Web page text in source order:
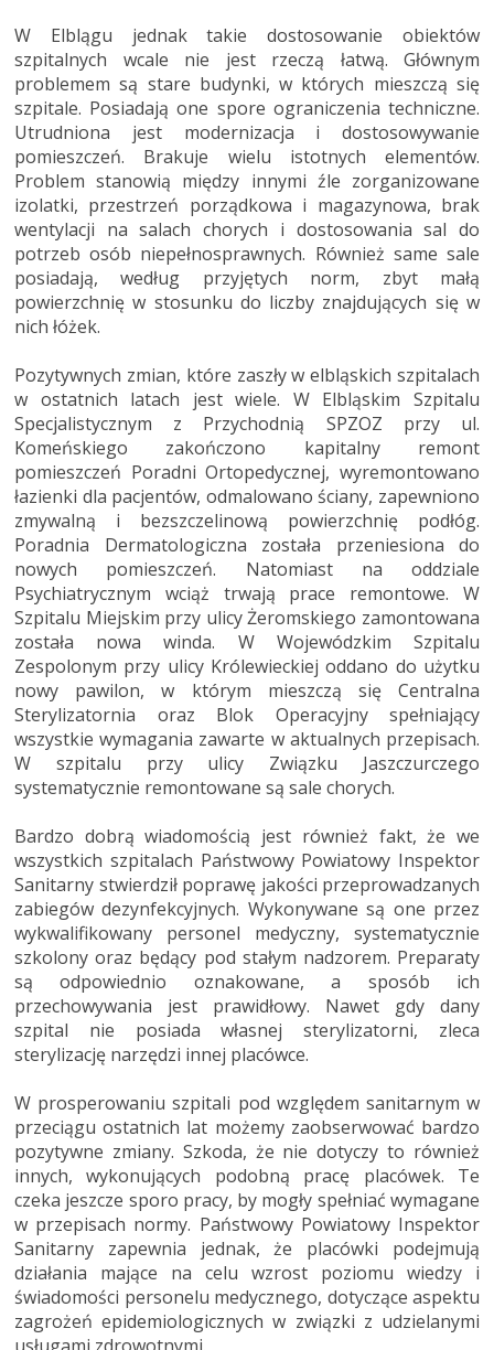
W Elblągu jednak takie dostosowanie obiektów
szpitalnych wcale nie jest rzeczą łatwą. Głównym
problemem są stare budynki, w których mieszczą się
szpitale. Posiadają one spore ograniczenia techniczne.
Utrudniona jest modernizacja i dostosowywanie
pomieszczeń. Brakuje wielu istotnych elementów.
Problem stanowią między innymi źle zorganizowane
izolatki, przestrzeń porządkowa i magazynowa, brak
wentylacji na salach chorych i dostosowania sal do
potrzeb osób niepełnosprawnych. Również same sale
posiadają, według przyjętych norm, zbyt małą
powierzchnię w stosunku do liczby znajdujących się w
nich łóżek.
Pozytywnych zmian, które zaszły w elbląskich szpitalach
w ostatnich latach jest wiele. W Elbląskim Szpitalu
Specjalistycznym z Przychodnią SPZOZ przy ul.
Komeńskiego zakończono kapitalny remont
pomieszczeń Poradni Ortopedycznej, wyremontowano
łazienki dla pacjentów, odmalowano ściany, zapewniono
zmywalną i bezszczelinową powierzchnię podłóg.
Poradnia Dermatologiczna została przeniesiona do
nowych pomieszczeń. Natomiast na oddziale
Psychiatrycznym wciąż trwają prace remontowe. W
Szpitalu Miejskim przy ulicy Żeromskiego zamontowana
została nowa winda. W Wojewódzkim Szpitalu
Zespolonym przy ulicy Królewieckiej oddano do użytku
nowy pawilon, w którym mieszczą się Centralna
Sterylizatornia oraz Blok Operacyjny spełniający
wszystkie wymagania zawarte w aktualnych przepisach.
W szpitalu przy ulicy Związku Jaszczurczego
systematycznie remontowane są sale chorych.
Bardzo dobrą wiadomością jest również fakt, że we
wszystkich szpitalach Państwowy Powiatowy Inspektor
Sanitarny stwierdził poprawę jakości przeprowadzanych
zabiegów dezynfekcyjnych. Wykonywane są one przez
wykwalifikowany personel medyczny, systematycznie
szkolony oraz będący pod stałym nadzorem. Preparaty
są odpowiednio oznakowane, a sposób ich
przechowywania jest prawidłowy. Nawet gdy dany
szpital nie posiada własnej sterylizatorni, zleca
sterylizację narzędzi innej placówce.
W prosperowaniu szpitali pod względem sanitarnym w
przeciągu ostatnich lat możemy zaobserwować bardzo
pozytywne zmiany. Szkoda, że nie dotyczy to również
innych, wykonujących podobną pracę placówek. Te
czeka jeszcze sporo pracy, by mogły spełniać wymagane
w przepisach normy. Państwowy Powiatowy Inspektor
Sanitarny zapewnia jednak, że placówki podejmują
działania mające na celu wzrost poziomu wiedzy i
świadomości personelu medycznego, dotyczące aspektu
zagrożeń epidemiologicznych w związki z udzielanymi